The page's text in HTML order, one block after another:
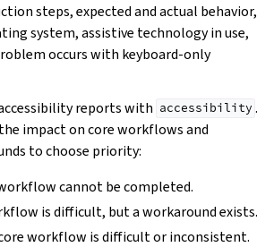
steps, expected and actual behavior,
system, assistive technology in use,
occurs with keyboard-only
reports with accessibility .
impact on core workflows and
to choose priority:
cannot be completed.
is difficult, but a workaround exists.
workflow is difficult or inconsistent.